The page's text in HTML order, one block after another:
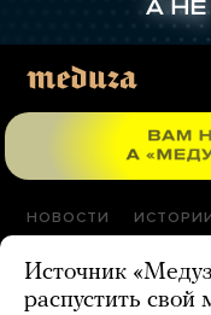
НОВОСТИ
Источник
распустить свой